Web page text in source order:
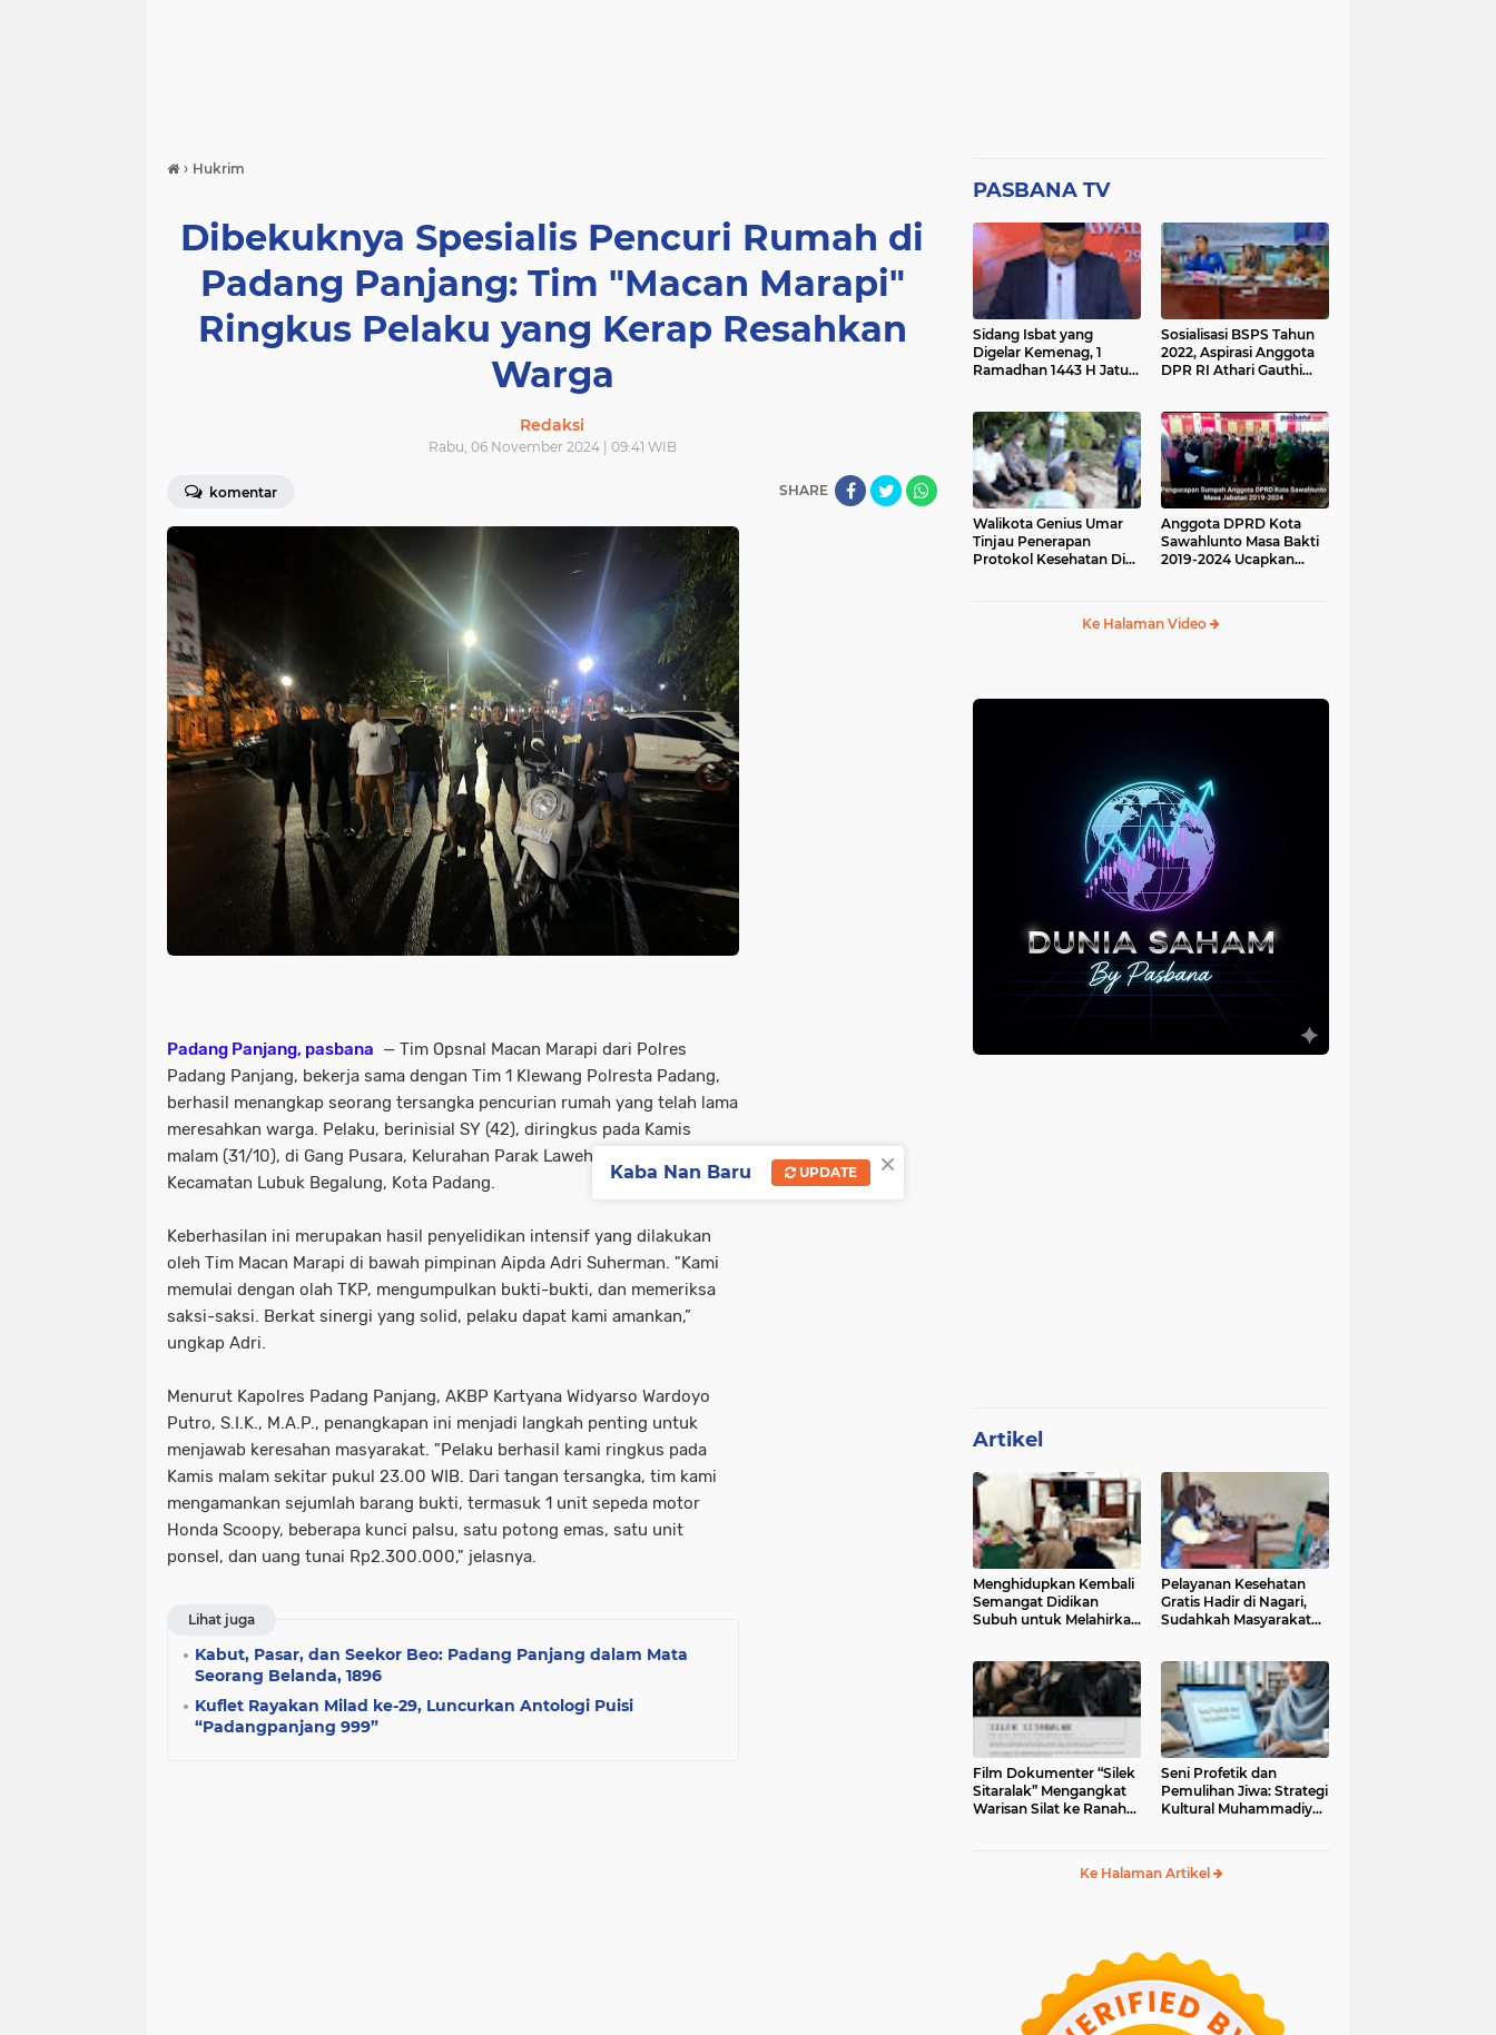
› Hukrim
Dibekuknya Spesialis Pencuri Rumah di
Padang Panjang: Tim "Macan Marapi"
Ringkus Pelaku yang Kerap Resahkan
Warga
Redaksi
Rabu, 06 November 2024 | 09:41 WIB
komentar SHARE
Padang Panjang, pasbana — Tim Opsnal Macan Marapi dari Polres
Padang Panjang, bekerja sama dengan Tim 1 Klewang Polresta Padang,
berhasil menangkap seorang tersangka pencurian rumah yang telah lama
meresahkan warga. Pelaku, berinisial SY (42), diringkus pada Kamis
malam (31/10), di Gang Pusara, Kelurahan Parak Laweh Pulau Aia Nan XX,
Kecamatan Lubuk Begalung, Kota Padang.
Keberhasilan ini merupakan hasil penyelidikan intensif yang dilakukan
oleh Tim Macan Marapi di bawah pimpinan Aipda Adri Suherman. "Kami
memulai dengan olah TKP, mengumpulkan bukti-bukti, dan memeriksa
saksi-saksi. Berkat sinergi yang solid, pelaku dapat kami amankan,”
ungkap Adri.
Menurut Kapolres Padang Panjang, AKBP Kartyana Widyarso Wardoyo
Putro, S.I.K., M.A.P., penangkapan ini menjadi langkah penting untuk
menjawab keresahan masyarakat. "Pelaku berhasil kami ringkus pada
Kamis malam sekitar pukul 23.00 WIB. Dari tangan tersangka, tim kami
mengamankan sejumlah barang bukti, termasuk 1 unit sepeda motor
Honda Scoopy, beberapa kunci palsu, satu potong emas, satu unit
ponsel, dan uang tunai Rp2.300.000," jelasnya.
Lihat juga
Kabut, Pasar, dan Seekor Beo: Padang Panjang dalam Mata
Seorang Belanda, 1896
Kuflet Rayakan Milad ke-29, Luncurkan Antologi Puisi
“Padangpanjang 999”
PASBANA TV
Sidang Isbat yang
Digelar Kemenag, 1
Ramadhan 1443 H Jatuh
Sosialisasi BSPS Tahun
2022, Aspirasi Anggota
DPR RI Athari Gauthi
Walikota Genius Umar
Tinjau Penerapan
Protokol Kesehatan Di
Anggota DPRD Kota
Sawahlunto Masa Bakti
2019-2024 Ucapkan
Ke Halaman Video
Artikel
Menghidupkan Kembali
Semangat Didikan
Subuh untuk Melahirkan
Pelayanan Kesehatan
Gratis Hadir di Nagari,
Sudahkah Masyarakat
Film Dokumenter “Silek
Sitaralak” Mengangkat
Warisan Silat ke Ranah
Seni Profetik dan
Pemulihan Jiwa: Strategi
Kultural Muhammadiyah
Ke Halaman Artikel
×
Kaba Nan Baru UPDATE